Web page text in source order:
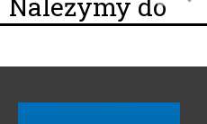
Należymy do